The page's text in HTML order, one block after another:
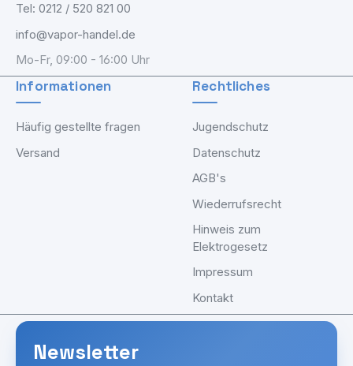
Tel: 0212 / 520 821 00
info@vapor-handel.de
Mo-Fr, 09:00 - 16:00 Uhr
Informationen
Häufig gestellte fragen
Versand
Rechtliches
Jugendschutz
Datenschutz
AGB's
Wiederrufsrecht
Hinweis zum
Elektrogesetz
Impressum
Kontakt
Newsletter